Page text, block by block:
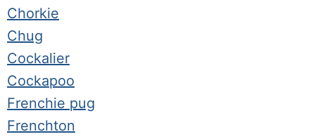
Chorkie
Chug
Cockalier
Cockapoo
Frenchie pug
Frenchton